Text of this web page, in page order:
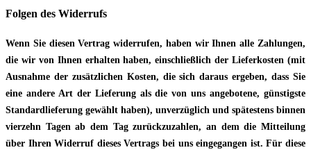
Folgen des Widerrufs
Wenn Sie diesen Vertrag widerrufen, haben wir Ihnen alle Zahlungen,
die wir von Ihnen erhalten haben, einschließlich der Lieferkosten (mit
Ausnahme der zusätzlichen Kosten, die sich daraus ergeben, dass Sie
eine andere Art der Lieferung als die von uns angebotene, günstigste
Standardlieferung gewählt haben), unverzüglich und spätestens binnen
vierzehn Tagen ab dem Tag zurückzuzahlen, an dem die Mitteilung
über Ihren Widerruf dieses Vertrags bei uns eingegangen ist. Für diese